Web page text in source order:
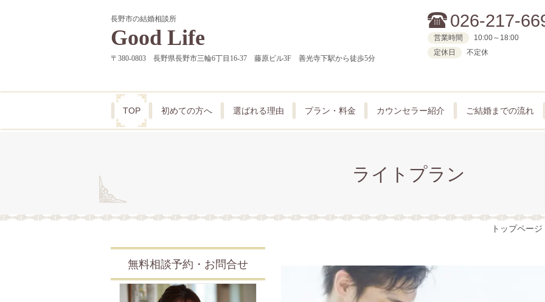
長野市の結婚相談所
Good Life
〒380-0803 長野県長野市三輪6丁目16-37 藤原ビル3F 善光寺下駅から徒歩5分
026-217-
営業時間
10:00～18:00
定休日
不定休
TOP 初めての方へ 選ばれる理由 プラン・料金 カウンセラー紹介 ご結婚までの流れ
ライトプラン
トップページ
無料相談予約・お問合せ